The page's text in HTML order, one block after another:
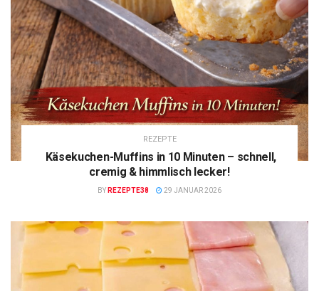
REZEPTE
Käsekuchen-Muffins in 10 Minuten – schnell,
cremig & himmlisch lecker!
BY REZEPTE38 29 JANUAR 2026